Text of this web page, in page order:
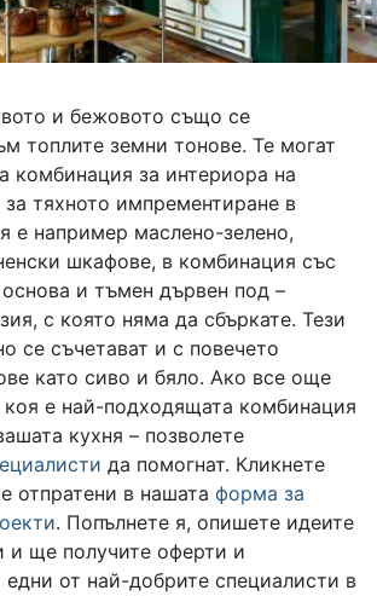
и бежовото също се
топлите земни тонове. Те могат
комбинация за интериора на
за тяхното импрементиране в
е например маслено-зелено,
шкафове, в комбинация със
и тъмен дървен под –
с която няма да сбъркате. Тези
се съчетават и с повечето
като сиво и бяло. Ако все още
коя е най-подходящата комбинация
кухня – позволете
да помогнат. Кликнете
отпратени в нашата форма за
. Попълнете я, опишете идеите
и ще получите оферти и
от най-добрите специалисти в